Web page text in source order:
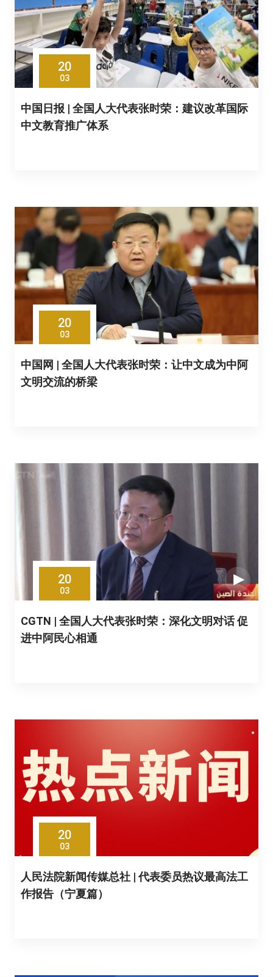
20
03
中国日报 | 全国人大代表张时荣：建议改革国际
中文教育推广体系
20
03
中国网 | 全国人大代表张时荣：让中文成为中阿
文明交流的桥梁
20
03
CGTN | 全国人大代表张时荣：深化文明对话 促
进中阿民心相通
20
03
人民法院新闻传媒总社 | 代表委员热议最高法工
作报告（宁夏篇）